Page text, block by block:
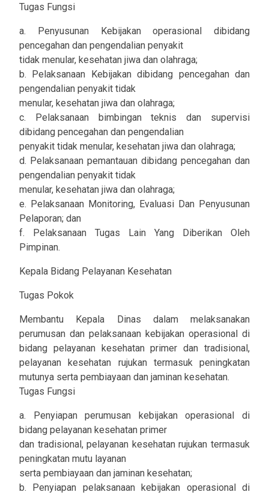
Tugas Fungsi
a. Penyusunan Kebijakan operasional dibidang
pencegahan dan pengendalian penyakit
tidak menular, kesehatan jiwa dan olahraga;
b. Pelaksanaan Kebijakan dibidang pencegahan dan
pengendalian penyakit tidak
menular, kesehatan jiwa dan olahraga;
c. Pelaksanaan bimbingan teknis dan supervisi
dibidang pencegahan dan pengendalian
penyakit tidak menular, kesehatan jiwa dan olahraga;
d. Pelaksanaan pemantauan dibidang pencegahan dan
pengendalian penyakit tidak
menular, kesehatan jiwa dan olahraga;
e. Pelaksanaan Monitoring, Evaluasi Dan Penyusunan
Pelaporan; dan
f. Pelaksanaan Tugas Lain Yang Diberikan Oleh
Pimpinan.
Kepala Bidang Pelayanan Kesehatan
Tugas Pokok
Membantu Kepala Dinas dalam melaksanakan
perumusan dan pelaksanaan kebijakan operasional di
bidang pelayanan kesehatan primer dan tradisional,
pelayanan kesehatan rujukan termasuk peningkatan
mutunya serta pembiayaan dan jaminan kesehatan.
Tugas Fungsi
a. Penyiapan perumusan kebijakan operasional di
bidang pelayanan kesehatan primer
dan tradisional, pelayanan kesehatan rujukan termasuk
peningkatan mutu layanan
serta pembiayaan dan jaminan kesehatan;
b. Penyiapan pelaksanaan kebijakan operasional di